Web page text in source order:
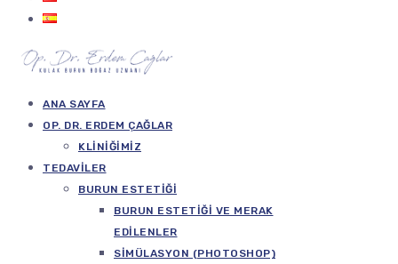
ANA SAYFA
OP. DR. ERDEM ÇAĞLAR
KLINIĞIMIZ
TEDAVILER
BURUN ESTETIĞI
BURUN ESTETIĞI VE MERAK
EDILENLER
SIMÜLASYON (PHOTOSHOP)